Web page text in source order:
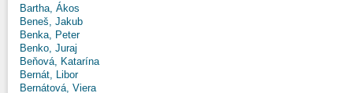
Bartha, Ákos
Beneš, Jakub
Benka, Peter
Benko, Juraj
Beňová, Katarína
Bernát, Libor
Bernátová, Viera